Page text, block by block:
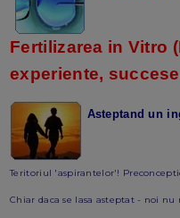
Fertilizarea in Vitro
experiente,
Asteptand un
Teritoriul 'aspirantelor'!
Chiar daca se lasa asteptat - noi